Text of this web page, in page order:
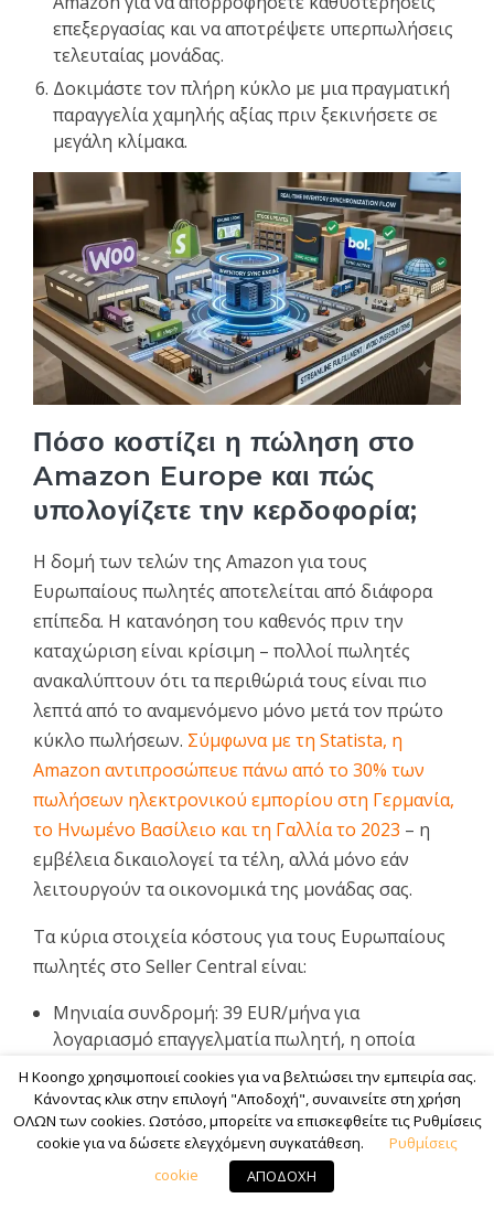
επεξεργασίας και να αποτρέψετε υπερπωλήσεις
τελευταίας μονάδας.
Δοκιμάστε τον πλήρη κύκλο με μια πραγματική
παραγγελία χαμηλής αξίας πριν ξεκινήσετε σε
μεγάλη κλίμακα.
Πόσο κοστίζει η πώληση στο
Amazon Europe και πώς
υπολογίζετε την κερδοφορία;
Η δομή των τελών της Amazon για τους
Ευρωπαίους πωλητές αποτελείται από διάφορα
επίπεδα. Η κατανόηση του καθενός πριν την
καταχώριση είναι κρίσιμη – πολλοί πωλητές
ανακαλύπτουν ότι τα περιθώριά τους είναι πιο
λεπτά από το αναμενόμενο μόνο μετά τον πρώτο
κύκλο πωλήσεων. Σύμφωνα με τη Statista, η
Amazon αντιπροσώπευε πάνω από το 30% των
πωλήσεων ηλεκτρονικού εμπορίου στη Γερμανία,
το Ηνωμένο Βασίλειο και τη Γαλλία το 2023 – η
εμβέλεια δικαιολογεί τα τέλη, αλλά μόνο εάν
λειτουργούν τα οικονομικά της μονάδας σας.
Τα κύρια στοιχεία κόστους για τους Ευρωπαίους
πωλητές στο Seller Central είναι:
Μηνιαία συνδρομή: 39 EUR/μήνα για
λογαριασμό επαγγελματία πωλητή, η οποία
απαιτείται για πρόσβαση API, μαζική
καταχώριση και διαφήμιση.
Τέλος παραπομπής:Μεταξύ 7% και 15% της
τιμής του προϊόντος(συμπεριλαμβανομένου
του ΦΠΑ όπου ισχύει), αφαιρείται ανά πώληση.
Η Koongo χρησιμοποιεί cookies για να βελτιώσει την εμπειρία σας.
Κάνοντας κλικ στην επιλογή "Αποδοχή", συναινείτε στη χρήση
ΟΛΩΝ των cookies. Ωστόσο, μπορείτε να επισκεφθείτε τις Ρυθμίσεις
cookie για να δώσετε ελεγχόμενη συγκατάθεση.
Ρυθμίσεις
cookie
ΑΠΟΔΟΧΗ